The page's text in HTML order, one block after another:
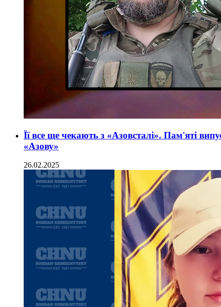
Її все ще чекають з «Азовсталі». Пам'яті
«Азову»
26.02.2025